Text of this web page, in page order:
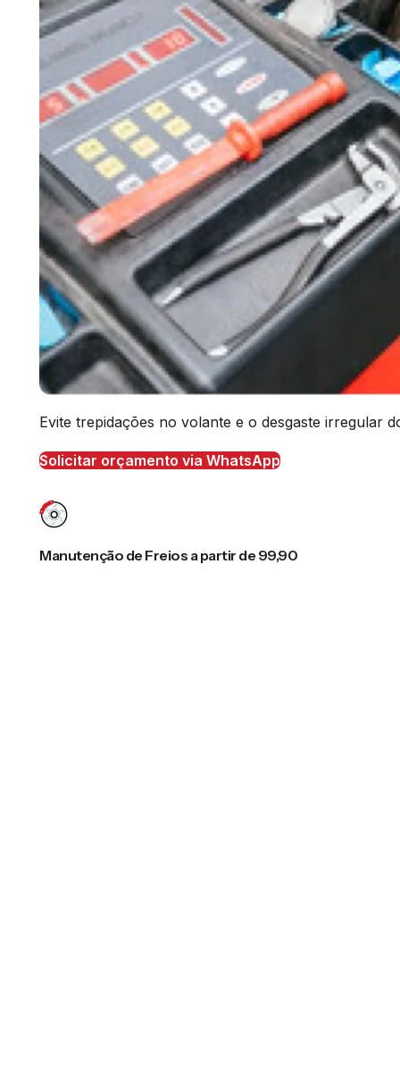
Evite trepidações no volante e o desgaste irregular
Solicitar orçamento via WhatsApp
Manutenção de Freios a partir de 99,90